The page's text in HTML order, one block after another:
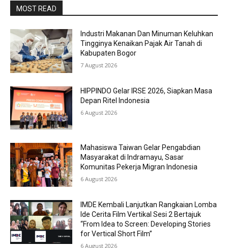
MOST READ
Industri Makanan Dan Minuman Keluhkan
Tingginya Kenaikan Pajak Air Tanah di
Kabupaten Bogor
7 August 2026
HIPPINDO Gelar IRSE 2026, Siapkan Masa
Depan Ritel Indonesia
6 August 2026
Mahasiswa Taiwan Gelar Pengabdian
Masyarakat di Indramayu, Sasar
Komunitas Pekerja Migran Indonesia
6 August 2026
IMDE Kembali Lanjutkan Rangkaian Lomba
Ide Cerita Film Vertikal Sesi 2 Bertajuk
“From Idea to Screen: Developing Stories
for Vertical Short Film”
6 August 2026